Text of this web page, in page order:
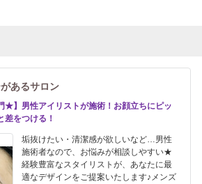
あるサロン
★】男性アイリストが施術！お顔立ちにピッ
差をつける！
垢抜けたい・清潔感が欲しいなど…男性
施術者なので、お悩みが相談しやすい★
経験豊富なスタイリストが、あなたに最
適なデザインをご提案いたします♪メンズ